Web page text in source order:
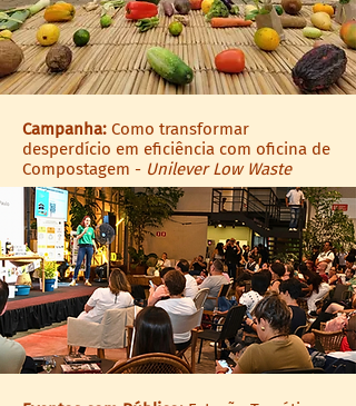
Campanha: Como transformar
desperdício em eficiência com oficina de
Compostagem - Unilever Low Waste